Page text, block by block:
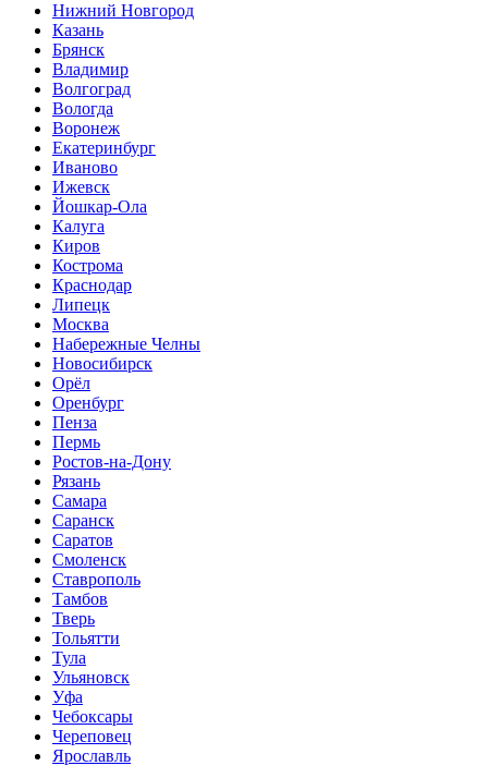
Нижний Нoвгород
Казань
Брянск
Владимир
Волгоград
Вологда
Воронеж
Екатеринбург
Иваново
Ижевск
Йошкар-Ола
Калуга
Киров
Кострома
Краснодар
Липецк
Москва
Набережные Челны
Новосибирск
Орёл
Оренбург
Пенза
Пермь
Ростов-на-Дону
Рязань
Самара
Саранск
Саратов
Смоленск
Ставрополь
Тамбов
Тверь
Тольятти
Тула
Ульяновск
Уфа
Чебоксары
Череповец
Ярославль